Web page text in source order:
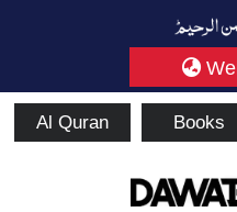
Al Quran Books